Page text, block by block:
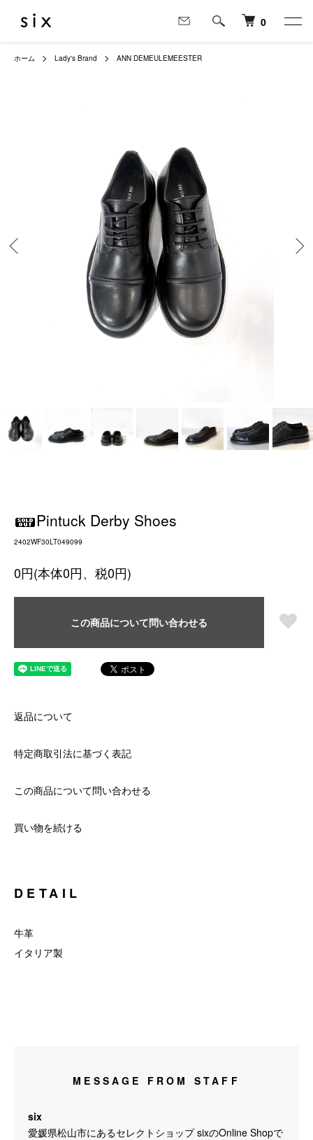
0
ホーム Lady's Brand ANN DEMEULEMEESTER
Pintuck Derby Shoes
2402WF30LT049099
0円(本体0円、税0円)
この商品について問い合わせる
返品について
特定商取引法に基づく表記
この商品について問い合わせる
買い物を続ける
DETAIL
牛革
イタリア製
MESSAGE FROM STAFF
six
愛媛県松山市にあるセレクトショップ sixのOnline Shopで